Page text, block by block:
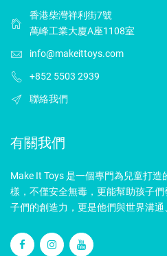
香港柴灣祥利街7號
萬峰工業大廈A座1108室
info@makeittoys.com
+852 5503 2939
聯絡我們
有關我們
Make It Toys 是一個專門為兒童打
樣，不僅安全無毒，更能幫助孩子
子們的創造力，更是他們與世界溝通